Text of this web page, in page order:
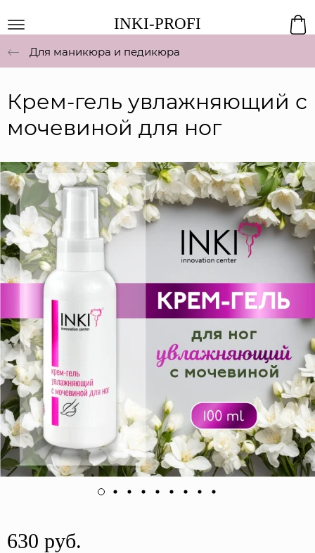
INKI-PROFI
Для маникюра и педикюра
Крем-гель увлажняющий с
мочевиной для ног
630 руб.